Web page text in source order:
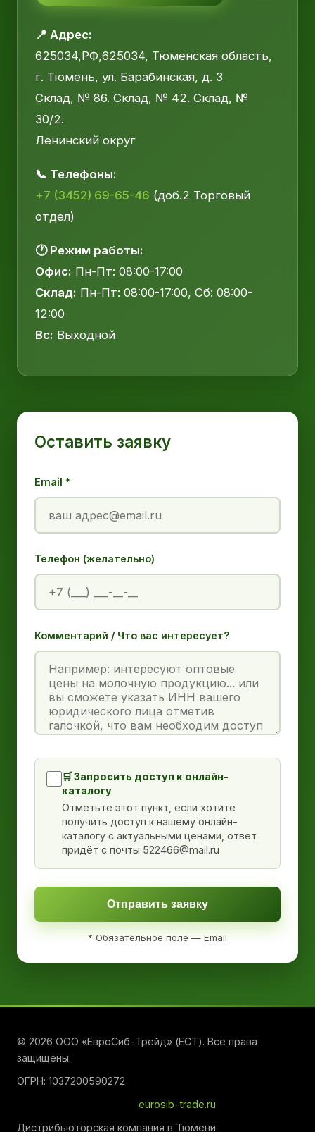
📍 Адрес:
625034,РФ,625034, Тюменская область,
г. Тюмень, ул. Барабинская, д. 3
Склад, № 86. Склад, № 42. Склад, №
30/2.
Ленинский округ
📞 Телефоны:
+7 (3452) 69-65-46 (доб.2 Торговый
отдел)
🕐 Режим работы:
Офис: Пн-Пт: 08:00-17:00
Склад: Пн-Пт: 08:00-17:00, Сб: 08:00-
12:00
Вс: Выходной
Оставить заявку
Email *
Телефон (желательно)
Комментарий / Что вас интересует?
🛒 Запросить доступ к онлайн-
каталогу
Отметьте этот пункт, если хотите
получить доступ к нашему онлайн-
каталогу с актуальными ценами, ответ
придёт с почты 522466@mail.ru
Отправить заявку
* Обязательное поле — Email
© 2026 ООО «ЕвроСиб-Трейд» (ЕСТ). Все права
защищены.
ОГРН: 1037200590272
eurosib-trade.ru
Дистрибьюторская компания в Тюмени